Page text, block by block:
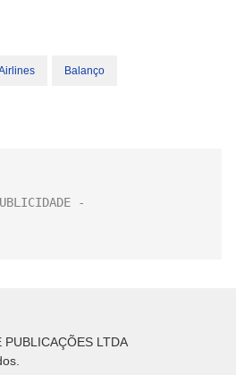
Balanço
LTDA